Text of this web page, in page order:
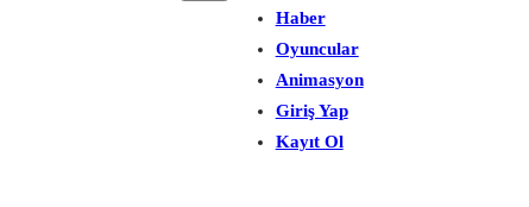
Haber
Oyuncular
Animasyon
Giriş Yap
Kayıt Ol